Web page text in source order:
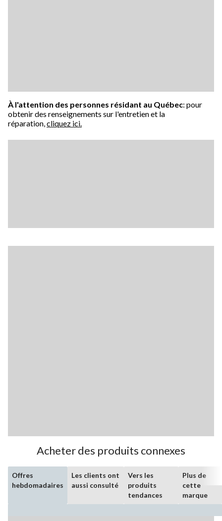
À l'attention des personnes résidant au Québec: pour
obtenir des renseignements sur l'entretien et la
réparation,cliquez ici.
Acheter des produits connexes
Offres
hebdomadaires
Les clients ont
aussi consulté
Vers les
produits
tendances
Plus de
cette
marque